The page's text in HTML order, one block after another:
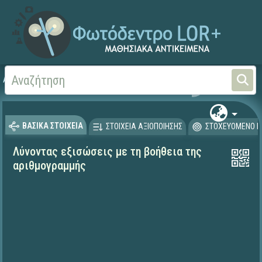
Αρχική
ΒΑΣΙΚΑ ΣΤΟΙΧΕΙΑ ΣΤΟΙΧΕΙΑ ΑΞΙΟΠΟΙΗΣΗΣ ΣΤΟΧΕΥΟΜΕΝΟ
Λύνοντας εξισώσεις με τη βοήθεια της
αριθμογραμμής